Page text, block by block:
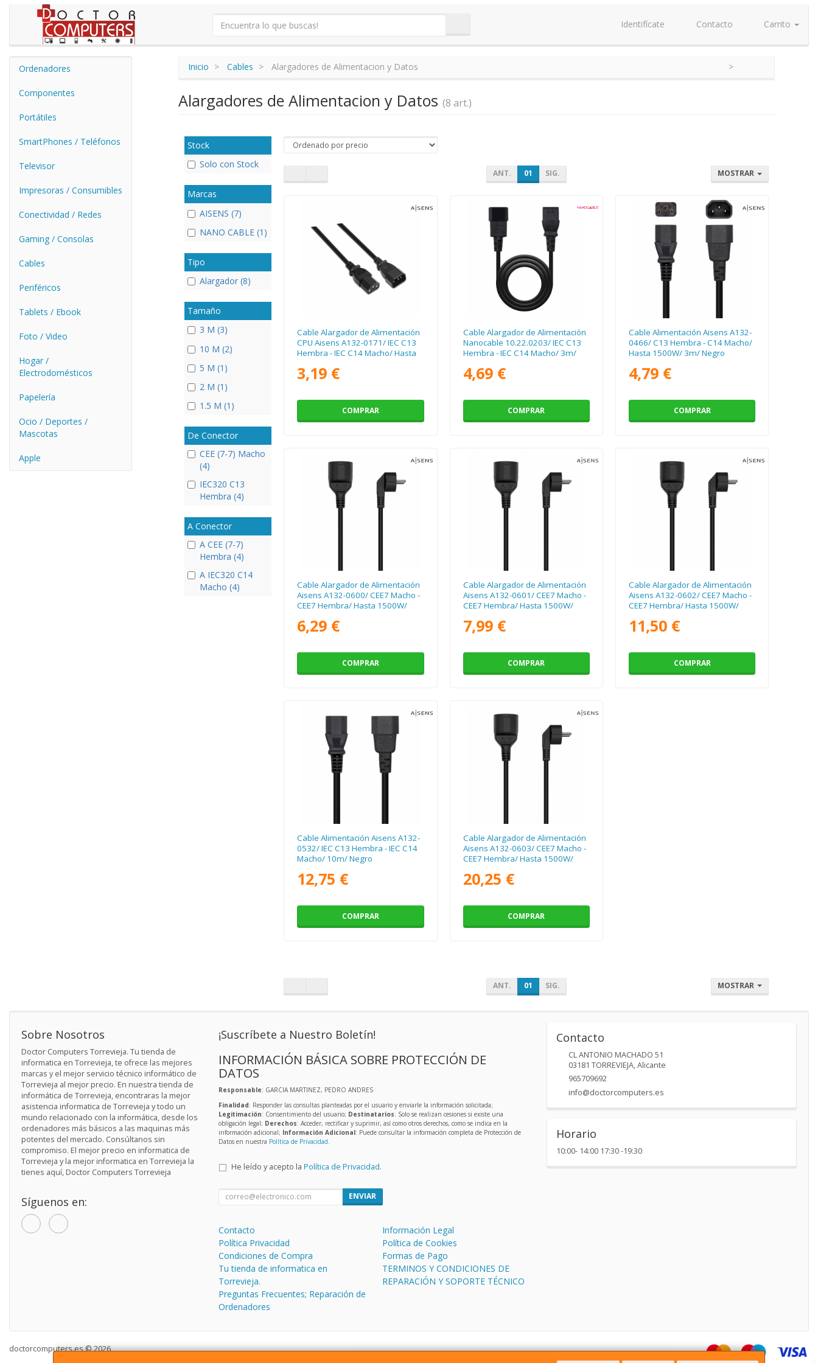
Identifícate Contacto Carrito
Ordenadores
Componentes
Portátiles
SmartPhones / Teléfonos
Televisor
Impresoras / Consumibles
Conectividad / Redes
Gaming / Consolas
Cables
Periféricos
Tablets / Ebook
Foto / Video
Hogar /
Electrodomésticos
Papelería
Ocio / Deportes /
Mascotas
Apple
Inicio Cables Alargadores de Alimentacion y Datos
Alargadores de Alimentacion y Datos (8 art.)
Stock
Solo con Stock
Marcas
AISENS (7)
NANO CABLE (1)
Tipo
Alargador (8)
Tamaño
3 M (3)
10 M (2)
5 M (1)
2 M (1)
1.5 M (1)
De Conector
CEE (7-7) Macho
(4)
IEC320 C13
Hembra (4)
A Conector
A CEE (7-7)
Hembra (4)
A IEC320 C14
Macho (4)
ANT. 01 SIG. MOSTRAR
Cable Alargador de Alimentación
CPU Aisens A132-0171/ IEC C13
Hembra - IEC C14 Macho/ Hasta
3,19 €
COMPRAR
Cable Alargador de Alimentación
Nanocable 10.22.0203/ IEC C13
Hembra - IEC C14 Macho/ 3m/
4,69 €
COMPRAR
Cable Alimentación Aisens A132-
0466/ C13 Hembra - C14 Macho/
Hasta 1500W/ 3m/ Negro
4,79 €
COMPRAR
Cable Alargador de Alimentación
Aisens A132-0600/ CEE7 Macho -
CEE7 Hembra/ Hasta 1500W/
6,29 €
COMPRAR
Cable Alargador de Alimentación
Aisens A132-0601/ CEE7 Macho -
CEE7 Hembra/ Hasta 1500W/
7,99 €
COMPRAR
Cable Alargador de Alimentación
Aisens A132-0602/ CEE7 Macho -
CEE7 Hembra/ Hasta 1500W/
11,50 €
COMPRAR
Cable Alimentación Aisens A132-
0532/ IEC C13 Hembra - IEC C14
Macho/ 10m/ Negro
12,75 €
COMPRAR
Cable Alargador de Alimentación
Aisens A132-0603/ CEE7 Macho -
CEE7 Hembra/ Hasta 1500W/
20,25 €
COMPRAR
ANT. 01 SIG. MOSTRAR
Sobre Nosotros
Doctor Computers Torrevieja. Tu tienda de
informatica en Torrevieja, te ofrece las mejores
marcas y el mejor servicio técnico informático de
Torrevieja al mejor precio. En nuestra tienda de
informática de Torrevieja, encontraras la mejor
asistencia informatica de Torrevieja y todo un
mundo relacionado con la informática, desde los
ordenadores más básicos a las maquinas más
potentes del mercado. Consúltanos sin
compromiso. El mejor precio en informatica de
Torrevieja y la mejor informatica en Torrevieja la
tienes aquí, Doctor Computers Torrevieja
Síguenos en:
¡Suscríbete a Nuestro Boletín!
INFORMACIÓN BÁSICA SOBRE PROTECCIÓN DE
DATOS
Responsable: GARCIA MARTINEZ, PEDRO ANDRES
Finalidad: Responder las consultas planteadas por el usuario y enviarle la información solicitada;
Legitimación: Consentimiento del usuario; Destinatarios: Solo se realizan cesiones si existe una
obligación legal; Derechos: Acceder, rectificar y suprimir, así como otros derechos, como se indica en la
información adicional; Información Adicional: Puede consultar la información completa de Protección de
Datos en nuestra Política de Privacidad
He leído y acepto la Política de Privacidad.
ENVIAR
Contacto
Información Legal
Política Privacidad
Política de Cookies
Condiciones de Compra
Formas de Pago
Tu tienda de informatica en
Torrevieja.
TERMINOS Y CONDICIONES DE
REPARACIÓN Y SOPORTE TÉCNICO
Preguntas Frecuentes; Reparación de
Ordenadores
Contacto
CL ANTONIO MACHADO 51
03181 TORREVIEJA,Alicante
965709692
info@doctorcomputers.es
Horario
10:00- 14:00 17:30 -19:30
doctorcomputers.es © 2026